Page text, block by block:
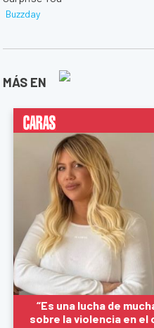
MÁS EN
“Es una lucha de
sobre la violencia en